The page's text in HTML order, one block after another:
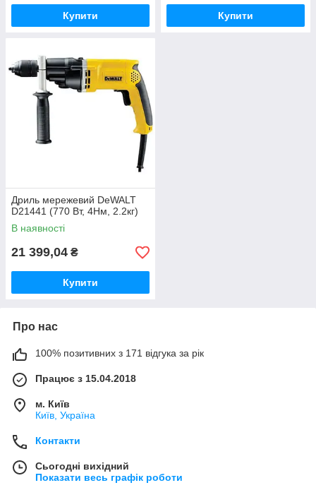
Купити Купити
Дриль мережевий DeWALT
D21441 (770 Вт, 4Нм, 2.2кг)
В наявності
21 399,04 ₴
Купити
Про нас
100% позитивних з 171 відгука за рік
Працює з 15.04.2018
м. Київ
Київ, Україна
Контакти
Сьогодні вихідний
Показати весь графік роботи